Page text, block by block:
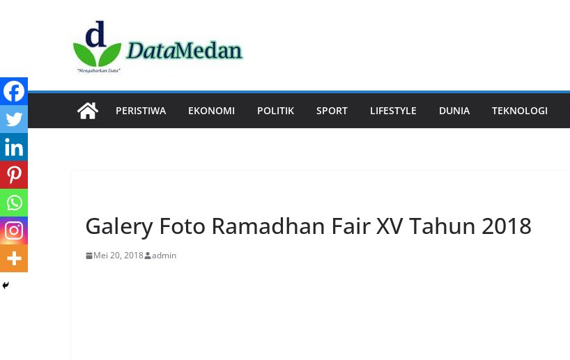
PERISTIWA EKONOMI POLITIK SPORT LIFESTYLE DUNIA TEKNOLOGI
Galery Foto Ramadhan Fair XV Tahun 2018
Mei 20, 2018 admin